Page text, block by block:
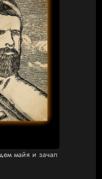
майя и зачал